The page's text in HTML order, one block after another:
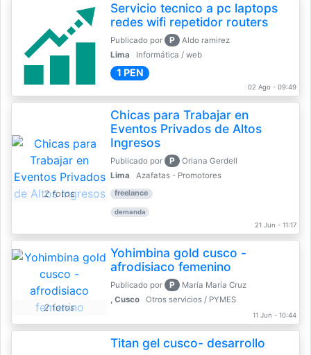
Servicio tecnico a pc laptops
redes wifi repetidor routers
Publicado por P
Aldo ramirez
Lima
Informática / web
1 PEN
02 Ago - 09:49
2 fotos
Chicas para Trabajar en
Eventos Privados de Altos
Ingresos
Publicado por P
Oriana Gerdell
Lima
Azafatas - Promotores
freelance
demanda
21 Jun - 11:17
2 fotos
Yohimbina gold cusco -
afrodisiaco femenino
Publicado por P
María María Cruz
, Cusco
Otros servicios / PYMES
11 Jun - 10:44
Titan gel cusco- desarrollo